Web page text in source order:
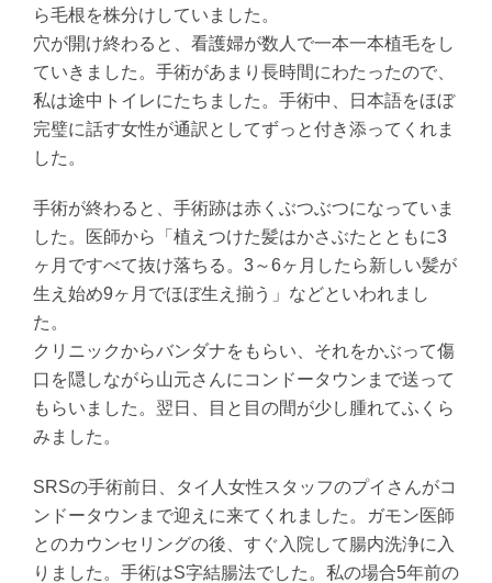
ら毛根を株分けしていました。
穴が開け終わると、看護婦が数人で一本一本植毛をし
ていきました。手術があまり長時間にわたったので、
私は途中トイレにたちました。手術中、日本語をほぼ
完璧に話す女性が通訳としてずっと付き添ってくれま
した。
手術が終わると、手術跡は赤くぶつぶつになっていま
した。医師から「植えつけた髪はかさぶたとともに3
ヶ月ですべて抜け落ちる。3～6ヶ月したら新しい髪が
生え始め9ヶ月でほぼ生え揃う」などといわれまし
た。
クリニックからバンダナをもらい、それをかぶって傷
口を隠しながら山元さんにコンドータウンまで送って
もらいました。翌日、目と目の間が少し腫れてふくら
みました。
SRSの手術前日、タイ人女性スタッフのプイさんがコ
ンドータウンまで迎えに来てくれました。ガモン医師
とのカウンセリングの後、すぐ入院して腸内洗浄に入
りました。手術はS字結腸法でした。私の場合5年前の